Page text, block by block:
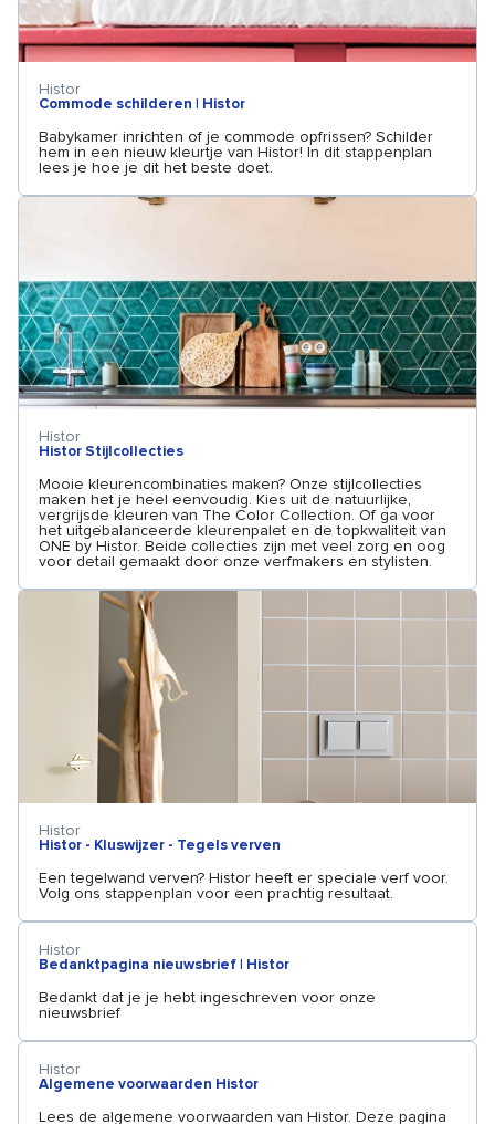
Histor
Commode schilderen | Histor
Babykamer inrichten of je commode opfrissen? Schilder
hem in een nieuw kleurtje van Histor! In dit stappenplan
lees je hoe je dit het beste doet.
Histor
Histor Stijlcollecties
Mooie kleurencombinaties maken? Onze stijlcollecties
maken het je heel eenvoudig. Kies uit de natuurlijke,
vergrijsde kleuren van The Color Collection. Of ga voor
het uitgebalanceerde kleurenpalet en de topkwaliteit van
ONE by Histor. Beide collecties zijn met veel zorg en oog
voor detail gemaakt door onze verfmakers en stylisten.
Histor
Histor - Kluswijzer - Tegels verven
Een tegelwand verven? Histor heeft er speciale verf voor.
Volg ons stappenplan voor een prachtig resultaat.
Histor
Bedanktpagina nieuwsbrief | Histor
Bedankt dat je je hebt ingeschreven voor onze
nieuwsbrief
Histor
Algemene voorwaarden Histor
Lees de algemene voorwaarden van Histor. Deze pagina